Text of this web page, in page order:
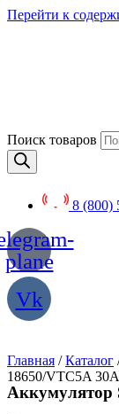
Перейти к
Поиск товаров
8 (800)
plane
Vk
Главная /Каталог
18650/VTC5A
Аккумулятор